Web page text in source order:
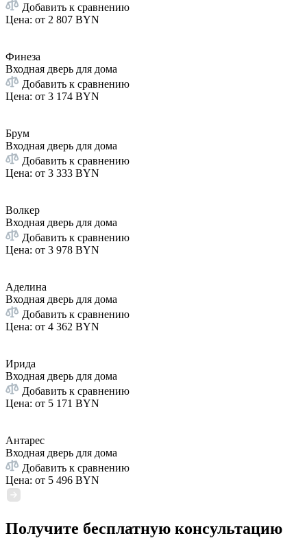
Добавить к сравнению
Цена: от 2 807 BYN
Финеза
Входная дверь для дома
Добавить к сравнению
Цена: от 3 174 BYN
Брум
Входная дверь для дома
Добавить к сравнению
Цена: от 3 333 BYN
Волкер
Входная дверь для дома
Добавить к сравнению
Цена: от 3 978 BYN
Аделина
Входная дверь для дома
Добавить к сравнению
Цена: от 4 362 BYN
Ирида
Входная дверь для дома
Добавить к сравнению
Цена: от 5 171 BYN
Антарес
Входная дверь для дома
Добавить к сравнению
Цена: от 5 496 BYN
Получите бесплатную консультацию